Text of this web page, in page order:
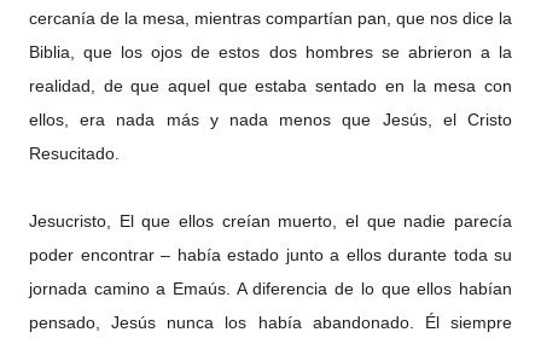
cercanía de la mesa, mientras compartían pan, que nos dice la
Biblia, que los ojos de estos dos hombres se abrieron a la
realidad, de que aquel que estaba sentado en la mesa con
ellos, era nada más y nada menos que Jesús, el Cristo
Resucitado.
Jesucristo, El que ellos creían muerto, el que nadie parecía
poder encontrar – había estado junto a ellos durante toda su
jornada camino a Emaús. A diferencia de lo que ellos habían
pensado, Jesús nunca los había abandonado. Él siempre